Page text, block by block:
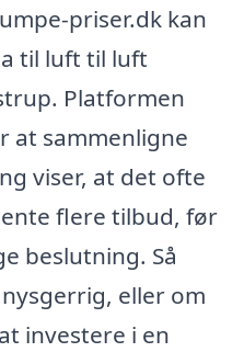
priser.dk kan
til luft til luft
Platformen
at sammenligne
viser, at det ofte
flere tilbud, før
beslutning. Så
eller om
investere i en